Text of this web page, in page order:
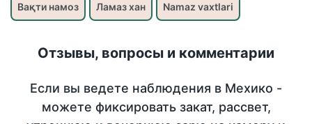
Вақти намоз Ламаз хан Namaz vaxtlari
Отзывы, вопросы и комментарии
Если вы ведете наблюдения в Мехико -
можете фиксировать закат, рассвет,